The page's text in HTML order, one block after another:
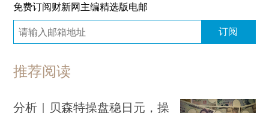
免费订阅财新网主编精选版电邮
订阅
推荐阅读
分析｜贝森特操盘稳日元，操